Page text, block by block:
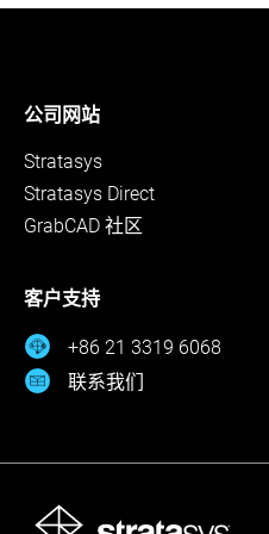
公司网站
Stratasys
Stratasys Direct
GrabCAD 社区
客户支持
+86 21 3319 6068
联系我们